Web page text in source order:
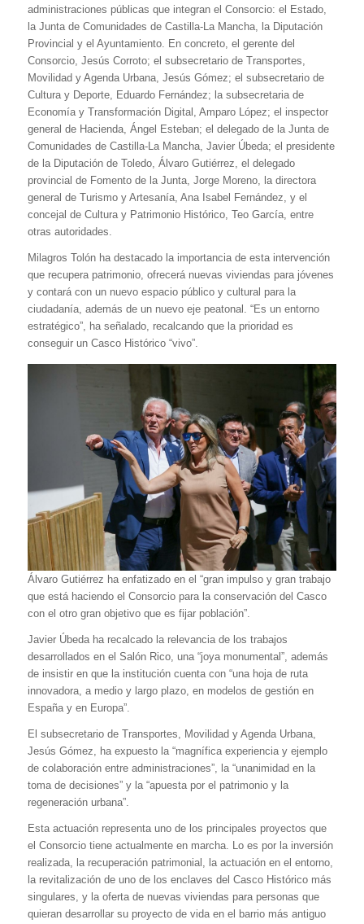
administraciones públicas que integran el Consorcio: el Estado,
la Junta de Comunidades de Castilla-La Mancha, la Diputación
Provincial y el Ayuntamiento. En concreto, el gerente del
Consorcio, Jesús Corroto; el subsecretario de Transportes,
Movilidad y Agenda Urbana, Jesús Gómez; el subsecretario de
Cultura y Deporte, Eduardo Fernández; la subsecretaria de
Economía y Transformación Digital, Amparo López; el inspector
general de Hacienda, Ángel Esteban; el delegado de la Junta de
Comunidades de Castilla-La Mancha, Javier Úbeda; el presidente
de la Diputación de Toledo, Álvaro Gutiérrez, el delegado
provincial de Fomento de la Junta, Jorge Moreno, la directora
general de Turismo y Artesanía, Ana Isabel Fernández, y el
concejal de Cultura y Patrimonio Histórico, Teo García, entre
otras autoridades.
Milagros Tolón ha destacado la importancia de esta intervención
que recupera patrimonio, ofrecerá nuevas viviendas para jóvenes
y contará con un nuevo espacio público y cultural para la
ciudadanía, además de un nuevo eje peatonal. “Es un entorno
estratégico”, ha señalado, recalcando que la prioridad es
conseguir un Casco Histórico “vivo”.
Álvaro Gutiérrez ha enfatizado en el “gran impulso y gran trabajo
que está haciendo el Consorcio para la conservación del Casco
con el otro gran objetivo que es fijar población”.
Javier Úbeda ha recalcado la relevancia de los trabajos
desarrollados en el Salón Rico, una “joya monumental”, además
de insistir en que la institución cuenta con “una hoja de ruta
innovadora, a medio y largo plazo, en modelos de gestión en
España y en Europa”.
El subsecretario de Transportes, Movilidad y Agenda Urbana,
Jesús Gómez, ha expuesto la “magnífica experiencia y ejemplo
de colaboración entre administraciones”, la “unanimidad en la
toma de decisiones” y la “apuesta por el patrimonio y la
regeneración urbana”.
Esta actuación representa uno de los principales proyectos que
el Consorcio tiene actualmente en marcha. Lo es por la inversión
realizada, la recuperación patrimonial, la actuación en el entorno,
la revitalización de uno de los enclaves del Casco Histórico más
singulares, y la oferta de nuevas viviendas para personas que
quieran desarrollar su proyecto de vida en el barrio más antiguo